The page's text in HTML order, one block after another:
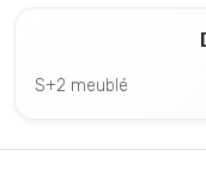
S+2 meublé